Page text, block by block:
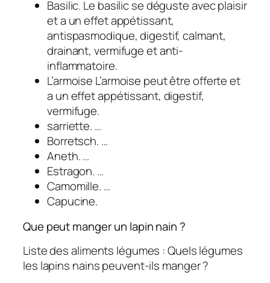
Basilic. Le basilic se déguste avec plaisir
et a un effet appétissant,
antispasmodique, digestif, calmant,
drainant, vermifuge et anti-
inflammatoire.
L’armoise L’armoise peut être offerte et
a un effet appétissant, digestif,
vermifuge.
sarriette. …
Borretsch. …
Aneth. …
Estragon. …
Camomille. …
Capucine.
Que peut manger un lapin nain ?
Liste des aliments légumes : Quels légumes
les lapins nains peuvent-ils manger ?